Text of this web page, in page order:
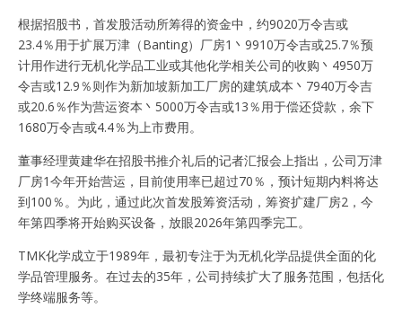
根据招股书，首发股活动所筹得的资金中，约9020万令吉或
23.4％用于扩展万津（Banting）厂房1丶9910万令吉或25.7％预
计用作进行无机化学品工业或其他化学相关公司的收购丶4950万
令吉或12.9％则作为新加坡新加工厂房的建筑成本丶7940万令吉
或20.6％作为营运资本丶5000万令吉或13％用于偿还贷款，余下
1680万令吉或4.4％为上市费用。
董事经理黄建华在招股书推介礼后的记者汇报会上指出，公司万津
厂房1今年开始营运，目前使用率已超过70％，预计短期内料将达
到100％。为此，通过此次首发股筹资活动，筹资扩建厂房2，今
年第四季将开始购买设备，放眼2026年第四季完工。
TMK化学成立于1989年，最初专注于为无机化学品提供全面的化
学品管理服务。在过去的35年，公司持续扩大了服务范围，包括化
学终端服务等。